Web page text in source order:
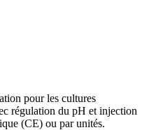
pour les cultures
régulation du pH et injection
(CE) ou par unités.